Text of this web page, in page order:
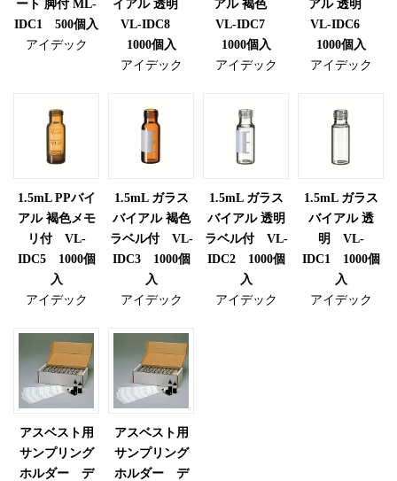
ート 脚付 ML-
IDC1 500個入
アイデック
イアル 透明
VL-IDC8
1000個入
アイデック
アル 褐色
VL-IDC7
1000個入
アイデック
アル 透明
VL-IDC6
1000個入
アイデック
1.5mL PPバイ
アル 褐色メモ
リ付 VL-
IDC5 1000個
入
アイデック
1.5mL ガラス
バイアル 褐色
ラベル付 VL-
IDC3 1000個
入
アイデック
1.5mL ガラス
バイアル 透明
ラベル付 VL-
IDC2 1000個
入
アイデック
1.5mL ガラス
バイアル 透
明 VL-
IDC1 1000個
入
アイデック
アスベスト用
サンプリング
ホルダー デ
アスベスト用
サンプリング
ホルダー デ